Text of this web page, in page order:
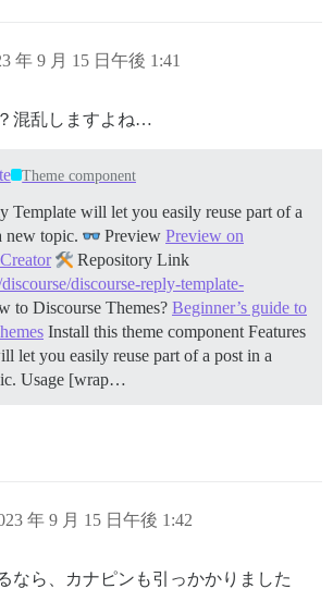
年 9 月 15 日午後 1:41
混乱しますよね…
Theme component
Template will let you easily reuse part of a
new topic.
Preview Preview on
Repository Link
discourse-reply-template-
to Discourse Themes? Beginner’s guide to
Install this theme component Features
let you easily reuse part of a post in a
Usage [wrap…
年 9 月 15 日午後 1:42
なら、カナピンも引っかかりました